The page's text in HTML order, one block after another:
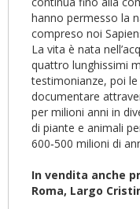
hanno permesso la
compreso noi
La vita è nata
quattro lunghissimi
testimonianze, poi
documentare
per milioni anni in
di piante e animali
600‑500 milioni di
In vendita anche
Roma, Largo